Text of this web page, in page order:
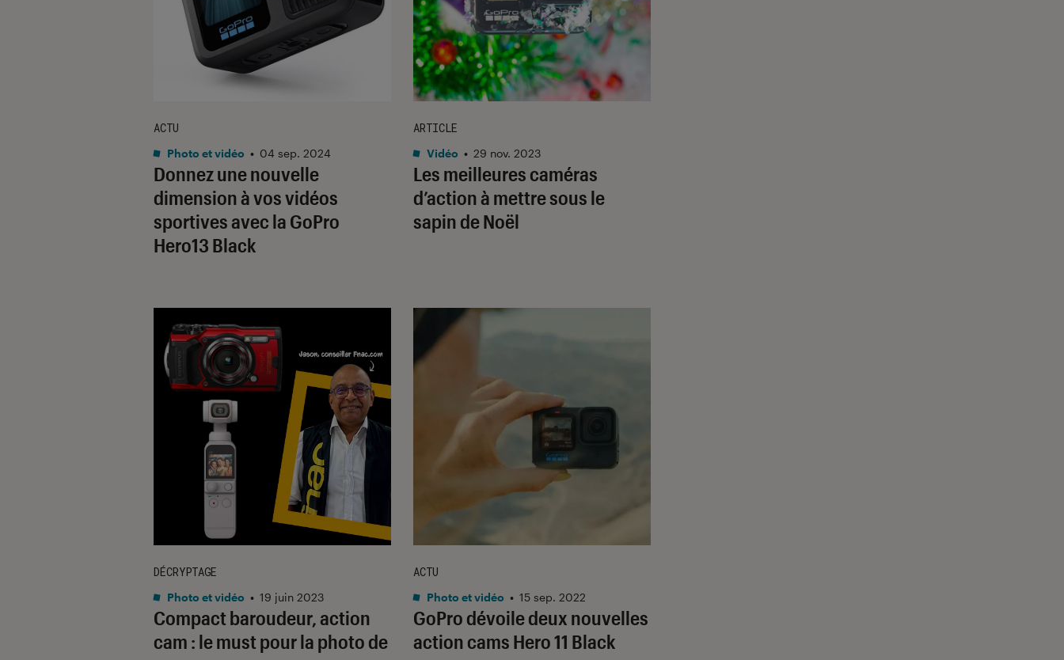
Donnez une nouvelle
dimension à vos vidéos
sportives avec la GoPro
Hero13 Black
ACTU
Photo et vidéo • 04 sep. 2024
Les meilleures caméras
d’action à mettre sous le
sapin de Noël
ARTICLE
Vidéo • 29 nov. 2023
Compact baroudeur, action
cam : le must pour la photo de
DÉCRYPTAGE
Photo et vidéo • 19 juin 2023
GoPro dévoile deux nouvelles
action cams Hero 11 Black
ACTU
Photo et vidéo • 15 sep. 2022